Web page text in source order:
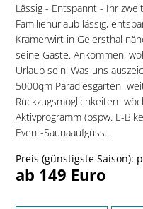
Lässig - Entspannt - Ihr
Familienurlaub lässig,
Kramerwirt in Geiersthal
seine Gäste. Ankommen,
Urlaub sein! Was uns
5000qm Paradiesgarten 
Rückzugsmöglichkeiten 
Aktivprogramm (bspw. E-
Event-Saunaaufgüss...
Preis (günstigste Saison):
ab 149 Euro